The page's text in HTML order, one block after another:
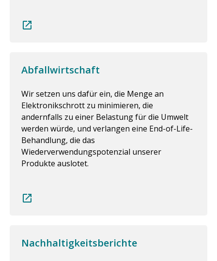
Abfallwirtschaft
Wir setzen uns dafür ein, die Menge an
Elektronikschrott zu minimieren, die
andernfalls zu einer Belastung für die Umwelt
werden würde, und verlangen eine End-of-Life-
Behandlung, die das
Wiederverwendungspotenzial unserer
Produkte auslotet.
Nachhaltigkeitsberichte